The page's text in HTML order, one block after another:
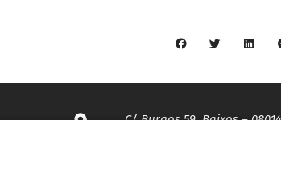
C/ Burgos 59, Baixos –